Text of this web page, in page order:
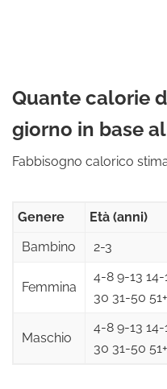
Quante calorie
giorno in base
Fabbisogno calorico
Genere Età (anni)
Bambino 2-3
Femmina
4-8 9-13 14-
30 31-50 51+
Maschio
4-8 9-13 14-
30 31-50 51+